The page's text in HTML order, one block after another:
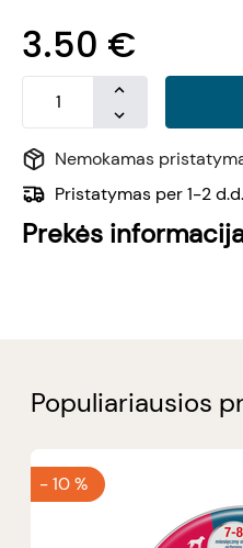
3.50 €
Nemokamas
Pristatymas per 1-2 d.d.
Prekės
Populiariausios
-10 %